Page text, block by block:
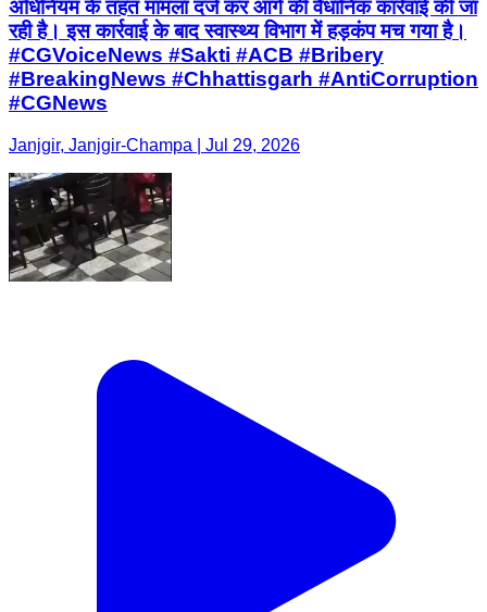
अधिनियम के तहत मामला दर्ज कर आगे की वैधानिक कार्रवाई की जा
रही है। इस कार्रवाई के बाद स्वास्थ्य विभाग में हड़कंप मच गया है।
#CGVoiceNews #Sakti #ACB #Bribery
#BreakingNews #Chhattisgarh #AntiCorruption
#CGNews
Janjgir, Janjgir-Champa | Jul 29, 2026